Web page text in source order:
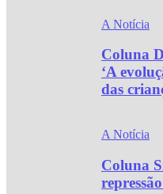
A Notícia
Coluna
‘A
das
A Notícia
Coluna